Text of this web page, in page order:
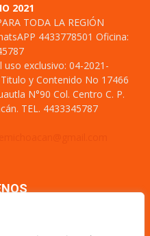
2021
TODA LA REGIÓN
4433778501 Oficina:
exclusivo: 04-2021-
y Contenido No 17466
N°90 Col. Centro C. P.
TEL. 4433345787